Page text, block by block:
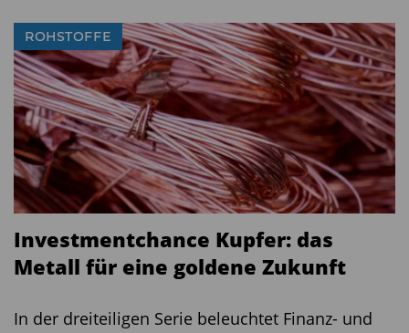
Dieser Artikel erschien zuerst am 21.12.2021 auf
boerse-online.de
Diesen Beitrag teilen:
ROHSTOFFE
Investmentchance Kupfer: das
Metall für eine goldene Zukunft
In der dreiteiligen Serie beleuchtet Finanz- und